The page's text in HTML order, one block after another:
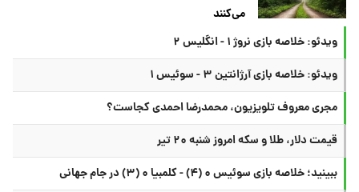
می‌کنند
ویدئو: خلاصه بازی نروژ ۱ - انگلیس ۲
ویدئو: خلاصه بازی آرژانتین ۳ - سوئیس ۱
مجری معروف تلویزیون، محمدرضا احمدی کجاست؟
قیمت دلار، طلا و سکه امروز شنبه ۲۰ تیر
ببینید؛ خلاصه بازی سوئیس ۰ (۴) - کلمبیا ۰ (۳) در جام جهانی